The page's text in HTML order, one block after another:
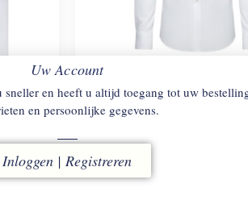
–
FINAMORENAPOLI EM –
S170 premium katoenen shirt.
€
Uw Account
en heeft u altijd toegang tot uw
en persoonlijke gegevens.
Inloggen | Registreren